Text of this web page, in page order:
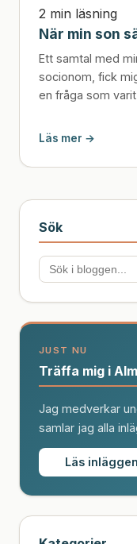
2 min läsning
När min son
Ett samtal med
socionom, fick
en fråga som
detsamma: att
lagöverträdare
ser samverkan
Läs mer →
Sök
JUST NU
Träffa mig i
Jag medverkar
samlar jag alla
Läs